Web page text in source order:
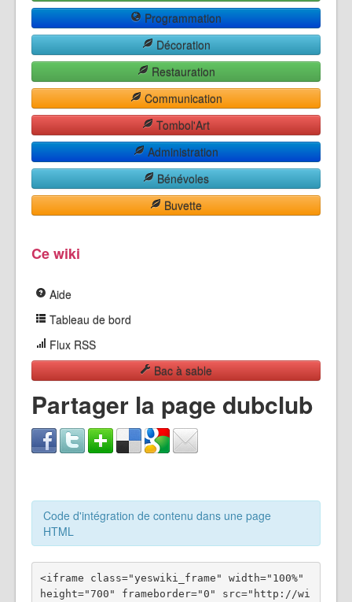
Programmation
Décoration
Restauration
Communication
Tombol'Art
Administration
Bénévoles
Buvette
Ce wiki
Aide
Tableau de bord
Flux RSS
Bac à sable
Partager la page dubclub
Code d'intégration de contenu dans une page
HTML
<iframe class="yeswiki_frame" width="100%"
height="700" frameborder="0" src="http://wi